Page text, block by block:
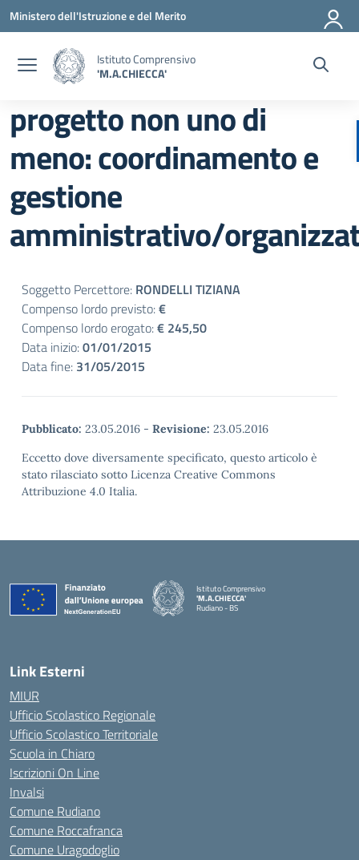
Vai ai contenuti
Vai al menu di navigazione
Vai al footer
Ministero dell'Istruzione e del Merito
Istituto Comprensivo
'M.A.CHIECCA'
progetto non uno di
meno: coordinamento e
gestione
amministrativo/
Soggetto Percettore: RONDELLI TIZIANA
Compenso lordo previsto:€
Compenso lordo erogato:€ 245,50
Data inizio:01/01/2015
Data fine: 31/05/2015
Pubblicato: 23.05.2016 - Revisione: 23.05.2016
Eccetto dove diversamente specificato, questo articolo è
stato rilasciato sotto Licenza Creative Commons
Attribuzione 4.0 Italia.
Istituto Comprensivo
'M.A.CHIECCA'
Rudiano - BS
Link Esterni
MIUR
Ufficio Scolastico Regionale
Ufficio Scolastico Territoriale
Scuola in Chiaro
Iscrizioni On Line
Invalsi
Comune Rudiano
Comune Roccafranca
Comune Uragodoglio